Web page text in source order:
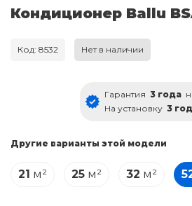
Кондиционер Ballu
Код: 8532 Нет в наличии
Гарантия 3 года
На установку 3
Другие варианты этой модели
21 м² 25 м² 32 м²